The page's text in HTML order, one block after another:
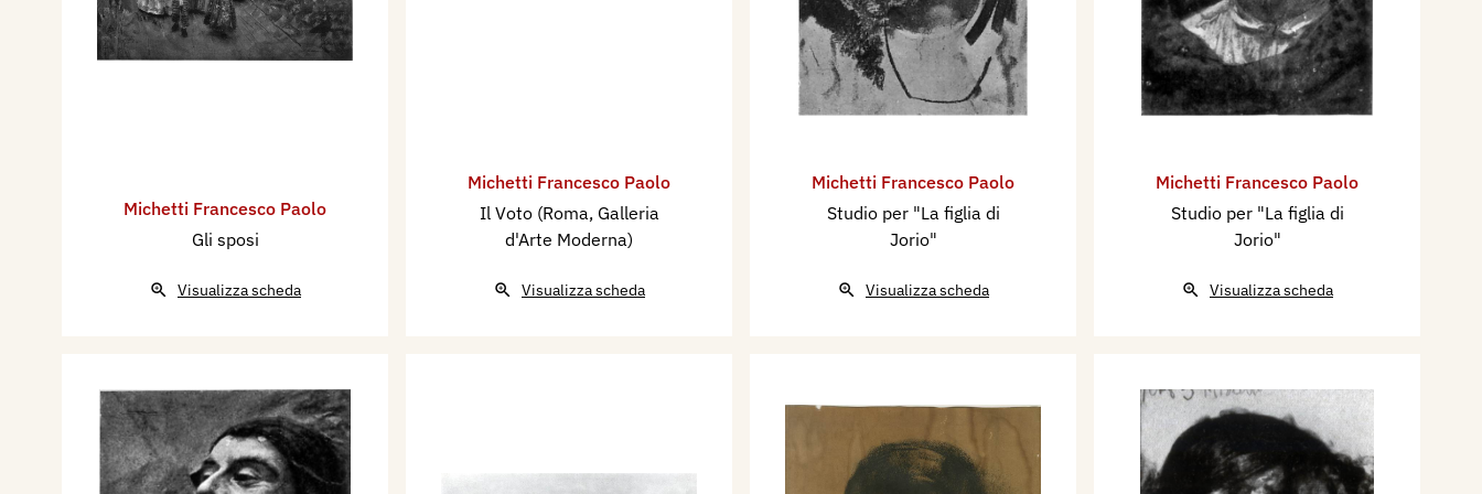
Vasto. E soprattutto per ritrovare Palizzi e anche
l’amico Dalbono e l’ospitale casa di lui, Michetti
napoletani, restò ammaliato da quella pittura mossa,
vibrante, colorita come le ali d’una farfalla.
Attraverso alla pittura del Fortuny imparò anche ad
giapponesi allora venute di moda, tanto che finì a
cornice, i suoi quadri e quadretti abruzzesi.
Ogni novità l’incantava. Col De Nittis cominciò a
rimettere in onore la pittura a pastello da più di
Michetti Francesco Paolo
Gli sposi
Visualizza scheda
Michetti Francesco Paolo
Il Voto (Roma, Galleria
d'Arte Moderna)
Visualizza scheda
Michetti Francesco Paolo
Studio per "La figlia di
Jorio"
Visualizza scheda
Michetti Francesco Paolo
Studio per "La figlia di
Jorio"
Visualizza scheda